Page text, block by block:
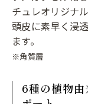
チュレオリジナ
頭皮に素早く浸
ます。
※角質層
6種の植物